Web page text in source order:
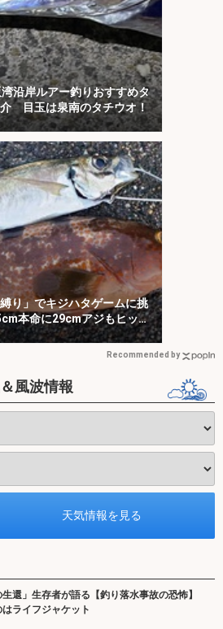
沿岸ルアー釣りおすすめタ
目玉は泉南のタチウオ！
縛り」でキジハタゲームに挑
本命に29cmアジもヒッ
Recommended by
風波情報
生還」生存者が語る【釣り落水事故の恐怖】
ライフジャケット